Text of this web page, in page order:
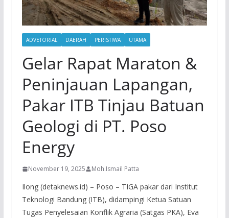
ADVETORIAL DAERAH PERISTIWA UTAMA
Gelar Rapat Maraton &
Peninjauan Lapangan,
Pakar ITB Tinjau Batuan
Geologi di PT. Poso
Energy
November 19, 2025 Moh.Ismail Patta
Ilong (detaknews.id) – Poso – TIGA pakar dari Institut
Teknologi Bandung (ITB), didampingi Ketua Satuan
Tugas Penyelesaian Konflik Agraria (Satgas PKA), Eva